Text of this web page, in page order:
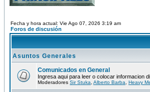
Fecha y hora actual: Vie Ago 07, 2026 3:19 am
Foros de discusión
Asuntos Generales
Comunicados en General
Ingresa aqui para leer o colocar informacion
Moderadores Sir Stuka Alberto Barba Heavy